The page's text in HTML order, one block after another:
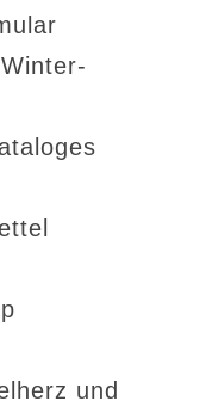
und